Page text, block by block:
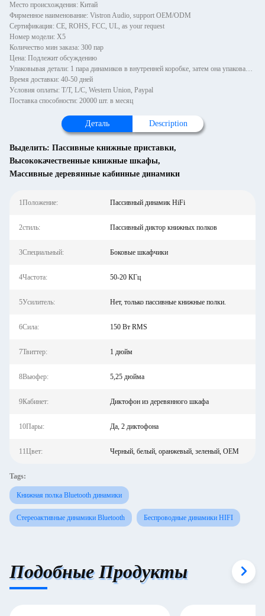
Место происхождения: Китай
Фирменное наименование: Vistron Audio, support OEM/ODM
Сертификация: CE, ROHS, FCC, UL, as your request
Номер модели: X5
Количество мин заказа: 300 пар
Цена: Подлежит обсуждению
Упаковывая детали: 1 пара динамиков в внутренней коробке, затем она упакована во внешнюю коробку.
Время доставки: 40-50 дней
Условия оплаты: T/T, L/C, Western Union, Paypal
Поставка способности: 20000 шт. в месяц
Деталь Description
Выделить: Пассивные книжные приставки,
Высококачественные книжные шкафы,
Массивные деревянные кабинные динамики
1Положение: Пассивный динамик HiFi
2стиль: Пассивный диктор книжных полков
3Специальный: Боковые шкафчики
4Частота: 50-20 КГц
5Усилитель: Нет, только пассивные книжные полки.
6Сила: 150 Вт RMS
7Твиттер: 1 дюйм
8Вьюфер: 5,25 дюйма
9Кабинет: Диктофон из деревянного шкафа
10Пары: Да, 2 диктофона
11Цвет: Черный, белый, оранжевый, зеленый, OEM
Tags:
Книжная полка Bluetooth динамики
Стереоактивные динамики Bluetooth Беспроводные динамики HIFI
Подобные Продукты